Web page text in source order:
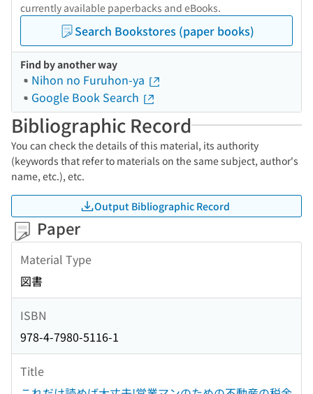
currently available paperbacks and eBooks.
Search Bookstores (paper books)
Find by another way
Nihon no Furuhon-ya
Google Book Search
Bibliographic Record
You can check the details of this material, its authority
(keywords that refer to materials on the same subject, author's
name, etc.), etc.
Output Bibliographic Record
Paper
Material Type
図書
ISBN
978-4-7980-5116-1
Title